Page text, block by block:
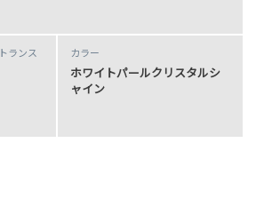
トランス
カラー
ホワイトパールクリスタルシ
ャイン